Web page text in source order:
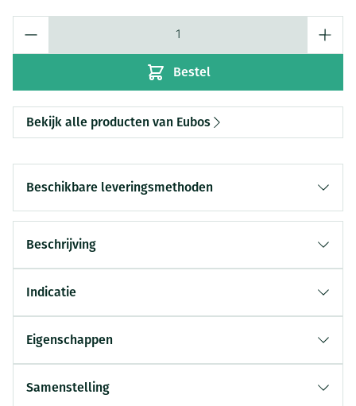
Bestel
Bekijk alle producten van Eubos
Beschikbare leveringsmethoden
Beschrijving
Indicatie
Eigenschappen
Samenstelling